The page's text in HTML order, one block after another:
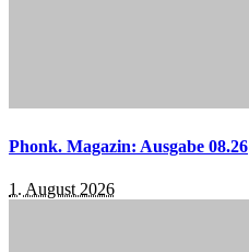
Phonk. Magazin: Ausgabe 08.26
1. August 2026